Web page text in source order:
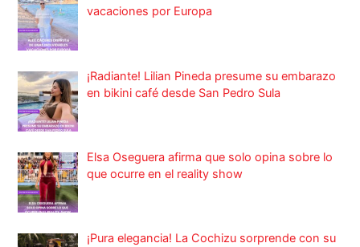
vacaciones por Europa
¡Radiante! Lilian Pineda presume su embarazo
en bikini café desde San Pedro Sula
Elsa Oseguera afirma que solo opina sobre lo
que ocurre en el reality show
¡Pura elegancia! La Cochizu sorprende con su